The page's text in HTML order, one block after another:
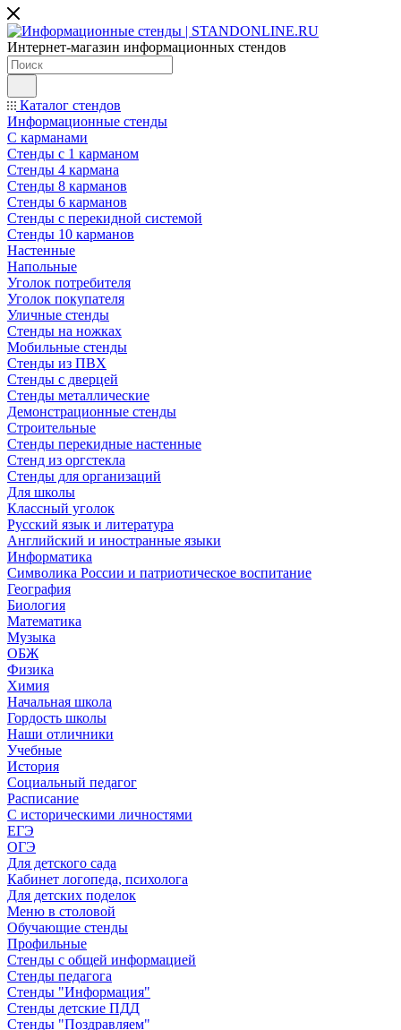
Интернет-магазин информационных стендов
Каталог стендов
Информационные стенды
С карманами
Стенды с 1 карманом
Стенды 4 кармана
Стенды 8 карманов
Стенды 6 карманов
Стенды с перекидной системой
Стенды 10 карманов
Настенные
Напольные
Уголок потребителя
Уголок покупателя
Уличные стенды
Стенды на ножках
Мобильные стенды
Стенды из ПВХ
Стенды с дверцей
Стенды металлические
Демонстрационные стенды
Строительные
Стенды перекидные настенные
Стенд из оргстекла
Стенды для организаций
Для школы
Классный уголок
Русский язык и литература
Английский и иностранные языки
Информатика
Символика России и патриотическое воспитание
География
Биология
Математика
Музыка
ОБЖ
Физика
Химия
Начальная школа
Гордость школы
Наши отличники
Учебные
История
Социальный педагог
Расписание
С историческими личностями
ЕГЭ
ОГЭ
Для детского сада
Кабинет логопеда, психолога
Для детских поделок
Меню в столовой
Обучающие стенды
Профильные
Стенды с общей информацией
Стенды педагога
Стенды "Информация"
Стенды детские ПДД
Стенды "Поздравляем"